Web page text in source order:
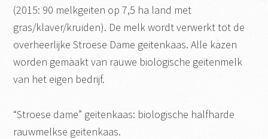
(2015: 90 melkgeiten op 7,5 ha land met
gras/klaver/kruiden). De melk wordt verwerkt tot de
overheerlijke Stroese Dame geitenkaas. Alle kazen
worden gemaakt van rauwe biologische geitenmelk
van het eigen bedrijf.
“Stroese dame” geitenkaas: biologische halfharde
rauwmelkse geitenkaas.